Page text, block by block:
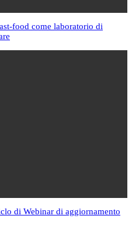
food come laboratorio di
di Webinar di aggiornamento